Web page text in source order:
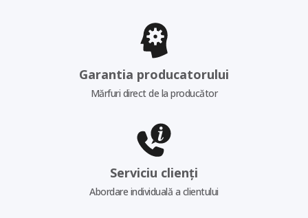
Garantia producatorului
Mărfuri direct de la producător
Serviciu clienți
Abordare individuală a clientului